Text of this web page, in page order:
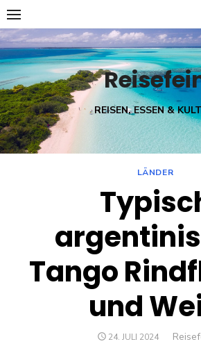
Skip
to
content
REISEN, ESSEN &
LÄNDER
Tango
und
POSTED
24. JULI 2024